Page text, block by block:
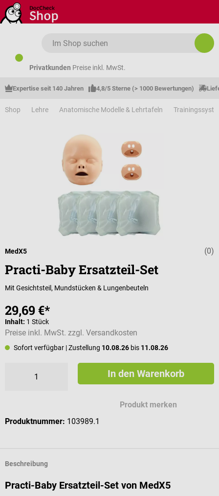
Zum Hauptinhalt springen
Privatkunden Preise inkl. MwSt.
Expertise seit 140 Jahren 4,8/5 Sterne (> 1000 Bewertungen)
Shop Lehre Anatomische Modelle & Lehrtafeln
(0)
MedX5
Practi-Baby Ersatzteil-Set
Mit Gesichtsteil, Mundstücken & Lungenbeuteln
29,69 €*
Inhalt: 1 Stück
Preise inkl. MwSt. zzgl. Versandkosten
Sofort verfügbar | Zustellung 10.08.26 bis 11.08.26
In den Warenkorb
Produkt merken
Produktnummer: 103989.1
Beschreibung
Practi-Baby Ersatzteil-Set von MedX5